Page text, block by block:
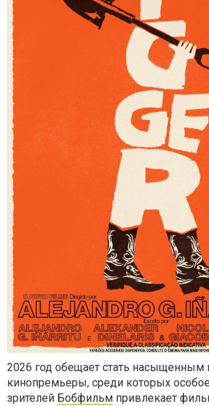
2026 год обещает стать насыщенным
кинопремьеры, среди которых
зрителей Бобфильм привлекает